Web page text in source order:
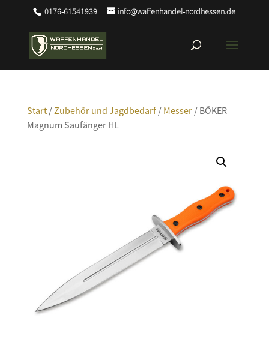
0176-61541939 info@waffenhandel-nordhessen.de
Start/Zubehör und Jagdbedarf/ Messer/ BÖKER
Magnum Saufänger HL